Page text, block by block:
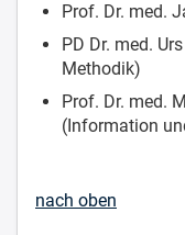
Prof. Dr. med.
PD Dr. med.
Methodik)
Prof. Dr. med.
(Information
nach oben